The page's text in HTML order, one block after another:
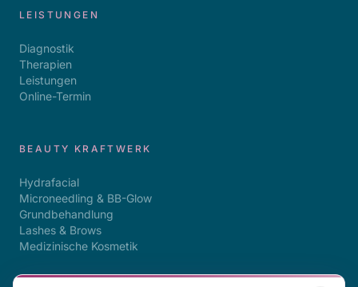
LEISTUNGEN
Diagnostik
Therapien
Leistungen
Online-Termin
BEAUTY KRAFTWERK
Hydrafacial
Microneedling & BB-Glow
Grundbehandlung
Lashes & Brows
Medizinische Kosmetik